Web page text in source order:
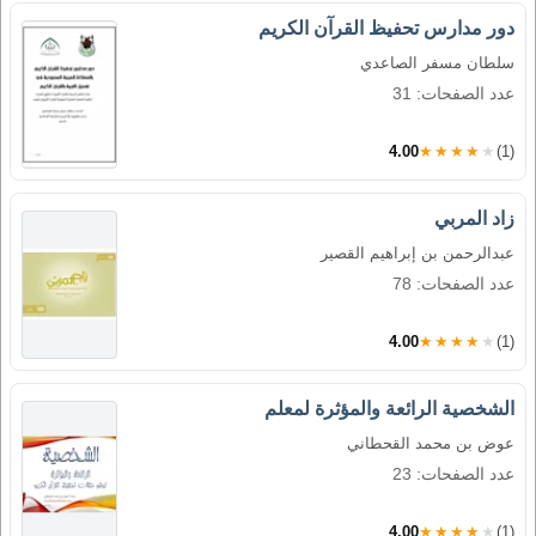
دور مدارس تحفيظ القرآن الكريم
سلطان مسفر الصاعدي
عدد الصفحات: 31
4.00★★★★★ (1)
زاد المربي
عبدالرحمن بن إبراهيم القصير
عدد الصفحات: 78
4.00★★★★★ (1)
الشخصية الرائعة والمؤثرة لمعلم
عوض بن محمد القحطاني
عدد الصفحات: 23
4.00★★★★★ (1)